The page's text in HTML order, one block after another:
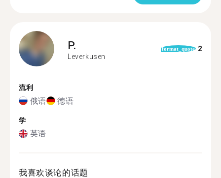
P.
Leverkusen
format_quote 2
流利
俄语 德语
学
英语
我喜欢谈论的话题